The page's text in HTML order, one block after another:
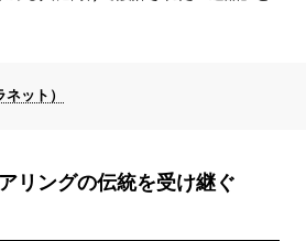
ネット）
リングの伝統を受け継ぐ